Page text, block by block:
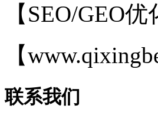
【SEO/GEO
【
联系我们